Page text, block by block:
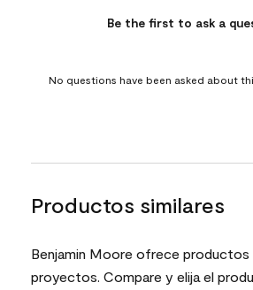
Be the first to ask a
No questions have been asked about
Productos similares
Benjamin Moore ofrece productos
proyectos. Compare y elija el